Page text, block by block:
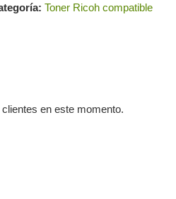
Toner Ricoh compatible
en este momento.